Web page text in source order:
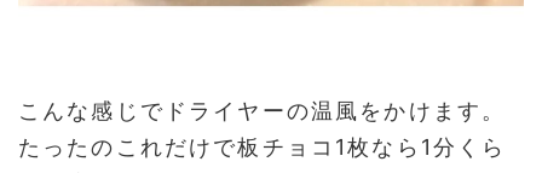
こんな感じでドライヤーの温風をかけます。
たったのこれだけで板チョコ1枚なら1分くら